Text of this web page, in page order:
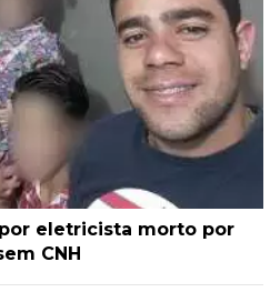
eletricista morto por
CNH